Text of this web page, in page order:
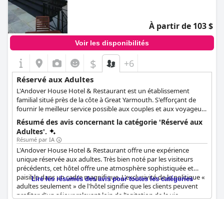
À partir de 103 $
Voir les disponibilités
$ +6
Réservé aux Adultes
L'Andover House Hotel & Restaurant est un établissement
familial situé près de la côte à Great Yarmouth. S'efforçant de
fournir le meilleur service possible aux couples et aux voyageurs
d'affaires, il est installé dans un charmant et élégant bâtiment
victorien qui a été rénové avec amour dans un style
contemporain. Le bâtiment lui-même a été construit au milieu
des années 1800 sur ce qui est aujourd'hui une avenue centrale
bordée d'arbres. L'Andover House Hotel & Restaurant propose
27 chambres douillettes réparties sur trois étages, un large
choix de petits-déjeuners ainsi que des plats savoureux dans le
restaurant de l'établissement. L'Andover House Hotel &
Restaurant n'accepte que les clients âgés de plus de 13 ans afin
Résumé des avis concernant la catégorie 'Réservé aux
Adultes'.
Résumé par IA
L'Andover House Hotel & Restaurant offre une expérience
unique réservée aux adultes. Très bien noté par les visiteurs
précédents, cet hôtel offre une atmosphère sophistiquée et
paisible dans un cadre magnifique. L'exclusivité de la politique «
adultes seulement » de l'hôtel signifie que les clients peuvent
profiter d'un séjour relaxant loin de l'agitation de la vie
Lire les résumés des avis pour toutes les catégories